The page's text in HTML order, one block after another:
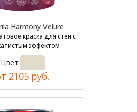
Harmony Velure
краска для стен с
эффектом
Цвет:
2105 руб.